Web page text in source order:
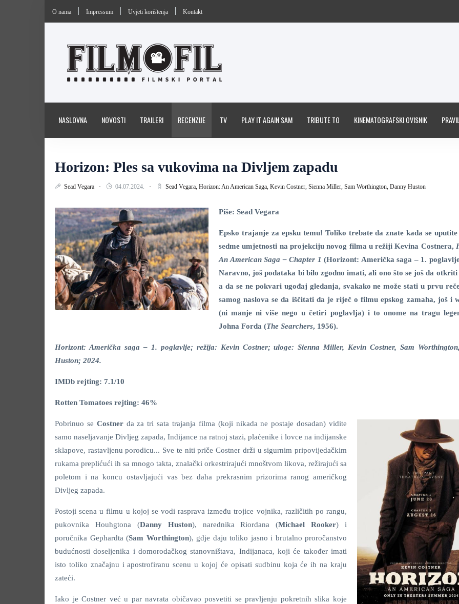
O nama Impressum Uvjeti korištenja Kontakt
NASLOVNA NOVOSTI TRAILERI RECENZIJE TV PLAY IT AGAIN SAM TRIBUTE TO KINEMATOGRAFSKI OVISNIK
Horizon: Ples sa vukovima na Divljem zapadu
Sead Vegara 04.07.2024. Sead Vegara, Horizon: An American Saga, Kevin Costner, Sienna Miller, Sam Worthington, Danny Huston
Piše: Sead Vegara
Epsko trajanje za epsku temu! Toliko trebate da znate kada se
sedme umjetnosti na projekciju novog filma u režiji Kevina Costnera,
An American Saga – Chapter 1 (Horizont: Američka saga – 1.
Naravno, još podataka bi bilo zgodno imati, ali ono što se još da
a da se ne pokvari ugođaj gledanja, svakako ne može stati u prvu
samog naslova se da iščitati da je riječ o filmu epskog zamaha, još i
(ni manje ni više nego u četiri poglavlja) i to onome na tragu
Johna Forda (The Searchers, 1956).
Horizont: Američka saga – 1. poglavlje; režija: Kevin Costner; uloge: Sienna Miller, Kevin Costner, Sam
Huston; 2024.
IMDb rejting: 7.1/10
Rotten Tomatoes rejting: 46%
Pobrinuo se Costnerda za tri sata trajanja filma (koji nikada ne postaje dosadan) vidite
samo naseljavanje Divljeg zapada, Indijance na ratnoj stazi, plaćenike i lovce na indijanske
sklapove, rastavljenu porodicu... Sve te niti priče Costner drži u sigurnim pripovijedačkim
rukama preplićući ih sa mnogo takta, znalački orkestrirajući mnoštvom likova, režirajući sa
poletom i na koncu ostavljajući vas bez daha prekrasnim prizorima ranog američkog
Divljeg zapada.
Postoji scena u filmu u kojoj se vodi rasprava između trojice vojnika, različitih po rangu,
pukovnika Houhgtona (Danny Huston), narednika Riordana (Michael Rooker) i
poručnika Gephardta (Sam Worthington), gdje daju toliko jasno i brutalno proročanstvo
budućnosti doseljenika i domorodačkog stanovništava, Indijanaca, koji će također imati
isto toliko značajnu i apostrofiranu scenu u kojoj će opisati sudbinu koja će ih na kraju
zateći.
Iako je Costner već u par navrata običavao posvetiti se pravljenju pokretnih slika koje